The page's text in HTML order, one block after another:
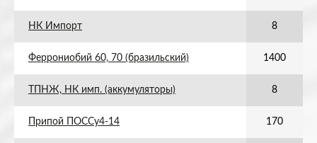
НК Импорт 8
Феррониобий 60, 70 (бразильский) 1400
ТПНЖ, НК имп. (аккумуляторы) 8
Припой ПОССу4-14 170